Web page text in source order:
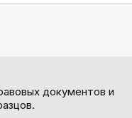
документов и